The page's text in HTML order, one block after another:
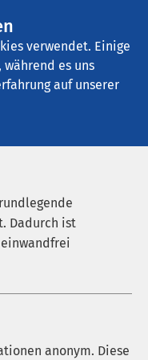
verwendet. Einige
es uns
auf unserer
Dadurch ist
anonym. Diese